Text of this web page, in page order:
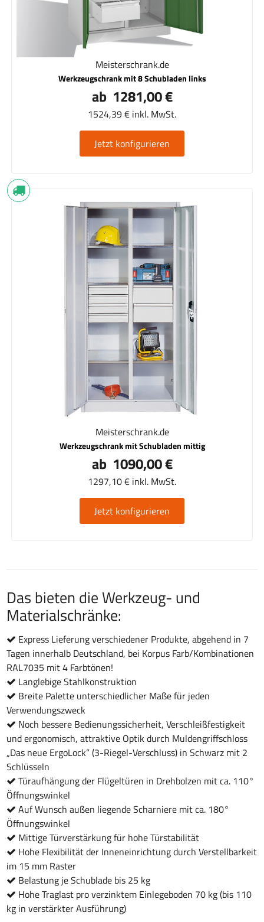
Meisterschrank.de
Werkzeugschrank mit 8 Schubladen links
ab 1281,00 €
1524,39 € inkl. MwSt.
Jetzt konfigurieren
Meisterschrank.de
Werkzeugschrank mit Schubladen mittig
ab 1090,00 €
1297,10 € inkl. MwSt.
Jetzt konfigurieren
Das bieten die Werkzeug- und
Materialschränke:
Express Lieferung verschiedener Produkte, abgehend in 7
Tagen innerhalb Deutschland, bei Korpus Farb/Kombinationen
RAL7035 mit 4 Farbtönen!
Langlebige Stahlkonstruktion
Breite Palette unterschiedlicher Maße für jeden
Verwendungszweck
Noch bessere Bedienungssicherheit, Verschleißfestigkeit
und ergonomisch, attraktive Optik durch Muldengriffschloss
„Das neue Ergo­Lock” (3-­Riegel­-Verschluss) in Schwarz mit 2
Schlüsseln
Türaufhängung der Flügeltüren in Drehbolzen mit ca. 110°
Öffnungswinkel
Auf Wunsch außen liegende Scharniere mit ca. 180°
Öffnungswinkel
Mittige Türverstärkung für hohe Türstabilität
Hohe Flexibilität der Inneneinrichtung durch Verstellbarkeit
im 15 mm­ Raster
Belastung je Schublade bis 25 kg
Hohe Traglast pro verzinktem Einlegeboden 70 kg (bis 110
kg in verstärkter Ausführung)